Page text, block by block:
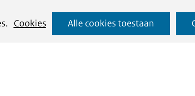
Cookies
Alle cookies toestaan
Ga
naar